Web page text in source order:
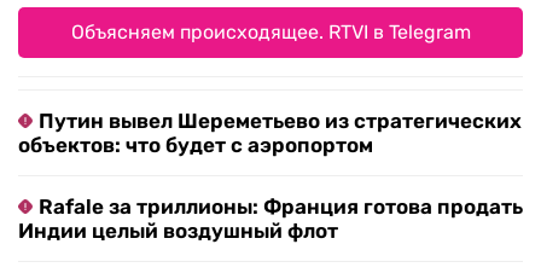
Объясняем происходящее. RTVI в Telegram
Путин вывел Шереметьево из стратегических
объектов: что будет с аэропортом
Rafale за триллионы: Франция готова продать
Индии целый воздушный флот